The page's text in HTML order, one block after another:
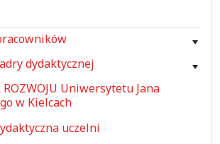
dydaktycznej
ROZWOJU Uniwersytetu Jana
w Kielcach
uczelni